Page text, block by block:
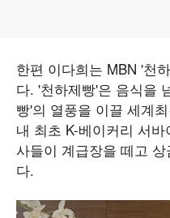
한편 이다희는 MBN '천
다. '천하제빵'은 음식을
빵'의 열풍을 이끌 세계
내 최초 K-베이커리 서
사들이 계급장을 떼고
다.